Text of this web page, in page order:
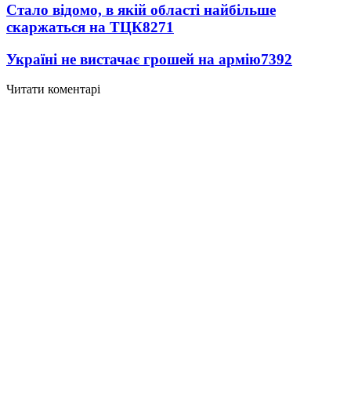
Стало відомо, в якій області найбільше
скаржаться на ТЦК8271
Україні не вистачає грошей на армію7392
Читати коментарі